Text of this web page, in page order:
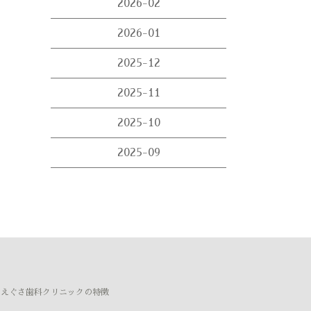
2026-02
2026-01
2025-12
2025-11
2025-10
2025-09
ぐさ歯科クリニックの特徴